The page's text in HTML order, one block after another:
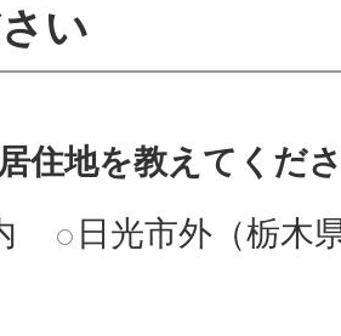
い
住地を教えてくだ
日光市外（栃木